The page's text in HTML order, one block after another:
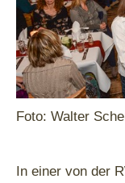
Foto: Walter
In einer von der